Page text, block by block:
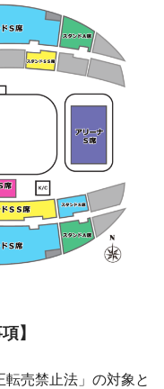
】
売禁止法」の対象と